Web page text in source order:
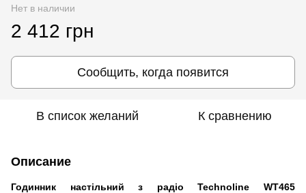
Нет в наличии
2 412 грн
Сообщить, когда появится
В список желаний К сравнению
Описание
Годинник настільний з радіо Technoline WT465